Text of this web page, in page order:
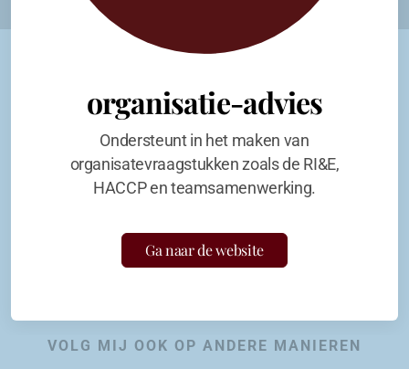
organisatie-advies
Ondersteunt in het maken van
organisatevraagstukken zoals de RI&E,
HACCP en teamsamenwerking.
Ga naar de website
VOLG MIJ OOK OP ANDERE MANIEREN